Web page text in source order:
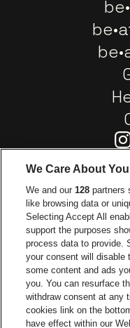
Ga
Ga naar
Ga
Ga
Capitole
We Care About
We and our128 partners
like browsing data or
Selecting Accept All
support the purposes
process data to provide.
your consent will disable
some content and ads
you. You can resurface
withdraw consent at any
cookies link on the
have effect within our